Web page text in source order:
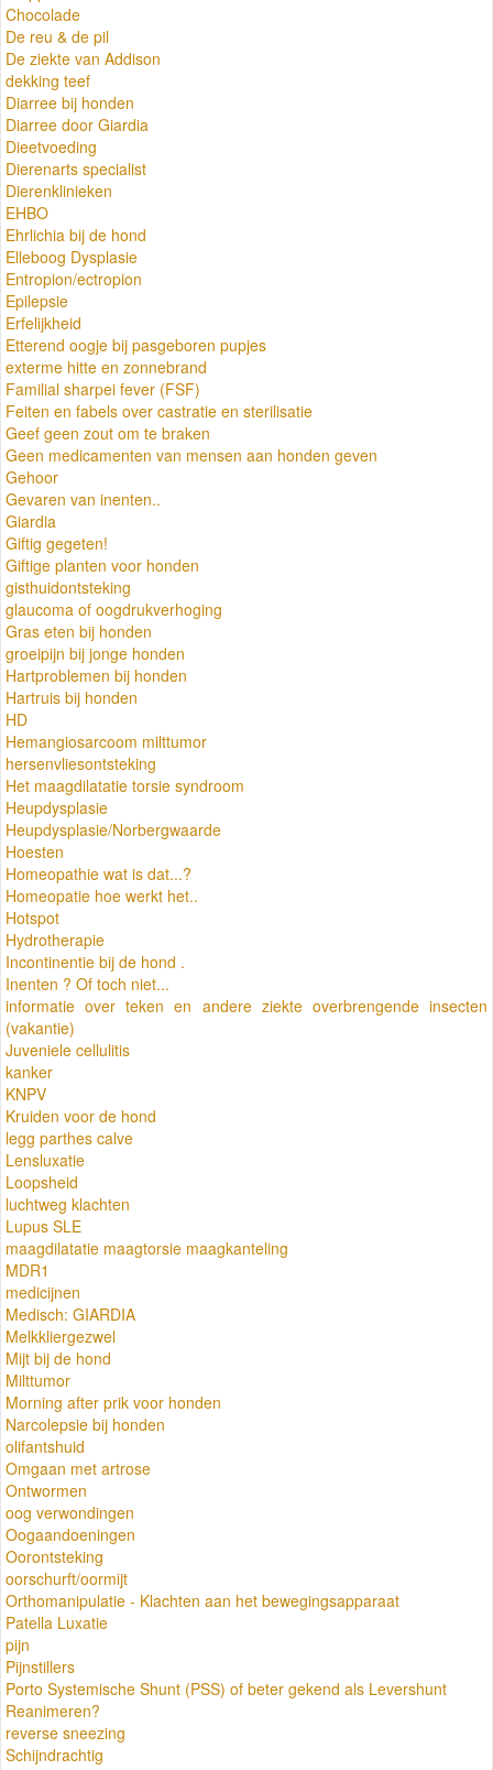
Chocolade
De reu & de pil
De ziekte van Addison
dekking teef
Diarree bij honden
Diarree door Giardia
Dieetvoeding
Dierenarts specialist
Dierenklinieken
EHBO
Ehrlichia bij de hond
Elleboog Dysplasie
Entropion/ectropion
Epilepsie
Erfelijkheid
Etterend oogje bij pasgeboren pupjes
exterme hitte en zonnebrand
Familial sharpei fever (FSF)
Feiten en fabels over castratie en sterilisatie
Geef geen zout om te braken
Geen medicamenten van mensen aan honden geven
Gehoor
Gevaren van inenten..
Giardia
Giftig gegeten!
Giftige planten voor honden
gisthuidontsteking
glaucoma of oogdrukverhoging
Gras eten bij honden
groeipijn bij jonge honden
Hartproblemen bij honden
Hartruis bij honden
HD
Hemangiosarcoom milttumor
hersenvliesontsteking
Het maagdilatatie torsie syndroom
Heupdysplasie
Heupdysplasie/Norbergwaarde
Hoesten
Homeopathie wat is dat...?
Homeopatie hoe werkt het..
Hotspot
Hydrotherapie
Incontinentie bij de hond .
Inenten ? Of toch niet...
informatie over teken en andere ziekte overbrengende insecten
(vakantie)
Juveniele cellulitis
kanker
KNPV
Kruiden voor de hond
legg parthes calve
Lensluxatie
Loopsheid
luchtweg klachten
Lupus SLE
maagdilatatie maagtorsie maagkanteling
MDR1
medicijnen
Medisch: GIARDIA
Melkkliergezwel
Mijt bij de hond
Milttumor
Morning after prik voor honden
Narcolepsie bij honden
olifantshuid
Omgaan met artrose
Ontwormen
oog verwondingen
Oogaandoeningen
Oorontsteking
oorschurft/oormijt
Orthomanipulatie - Klachten aan het bewegingsapparaat
Patella Luxatie
pijn
Pijnstillers
Porto Systemische Shunt (PSS) of beter gekend als Levershunt
Reanimeren?
reverse sneezing
Schijndrachtig